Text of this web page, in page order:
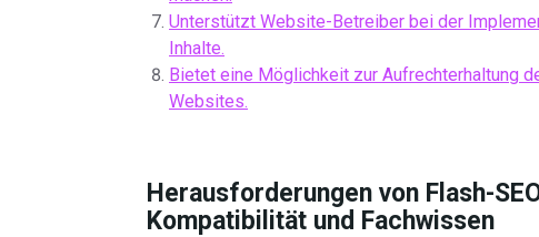
Unterstützt Website-Betreiber bei der
Inhalte.
Bietet eine Möglichkeit zur Aufrechterhaltung
Websites.
Herausforderungen von Flash-
Kompatibilität und Fachwissen